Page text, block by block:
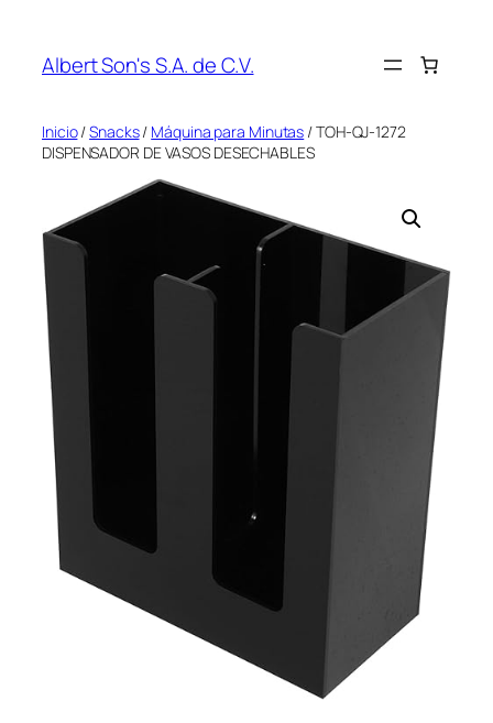
contenido
Albert Son's S.A. de C.V.
Inicio/Snacks/ Máquina para Minutas / TOH-QJ-1272
DISPENSADOR DE VASOS DESECHABLES